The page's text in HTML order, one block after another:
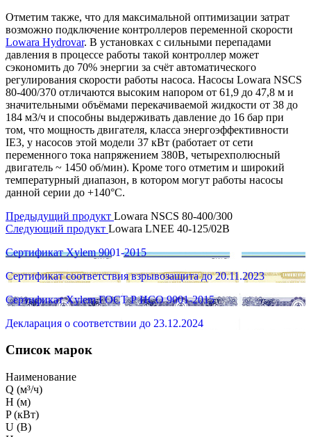
Отметим также, что для максимальной оптимизации затрат
возможно подключение контроллеров переменной скорости
Lowara Hydrovar. В установках с сильными перепадами
давления в процессе работы такой контроллер может
сэкономить до 70% энергии за счёт автоматического
регулирования скорости работы насоса. Насосы Lowara NSCS
80-400/370 отличаются высоким напором от 61,9 до 47,8 м и
значительными объёмами перекачиваемой жидкости от 38 до
184 м3/ч и способны выдерживать давление до 16 бар при
том, что мощность двигателя, класса энергоэффективности
IE3, у насосов этой модели 37 кВт (работает от сети
переменного тока напряжением 380В, четырехполюсный
двигатель ~ 1450 об/мин). Кроме того отметим и широкий
температурный диапазон, в котором могут работы насосы
данной серии до +140°C.
Предыдущий продукт Lowara NSCS 80-400/300
Следующий продукт Lowara LNEE 40-125/02B
Сертификат Xylem 9001-2015
Сертификат соответствия взрывозащита до 20.11.2023
Сертификат Xylem ГОСТ Р ИСО 9001-2015
Декларация о соответствии до 23.12.2024
Список марок
Наименование
Q (м³/ч)
H (м)
P (кВт)
U (В)